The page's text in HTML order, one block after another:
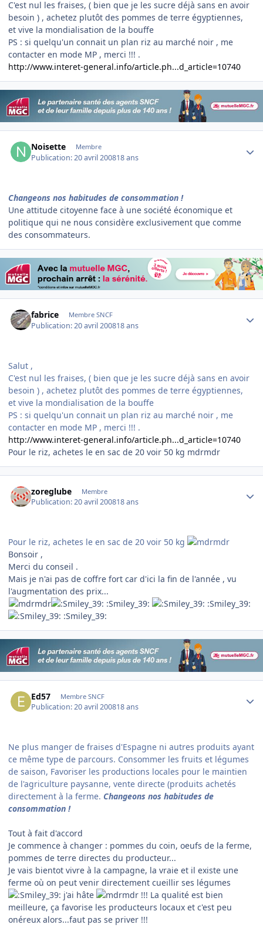
C'est nul les fraises, ( bien que je les sucre déjà sans en avoir
besoin ) , achetez plutôt des pommes de terre égyptiennes,
et vive la mondialisation de la bouffe
PS : si quelqu'un connait un plan riz au marché noir , me
contacter en mode MP , merci !!! .
http://www.interet-general.info/article.ph...d_article=10740
Noisette Membre
Publication:20 avril 200818 ans
Changeons nos habitudes de consommation !
Une attitude citoyenne face à une société économique et
politique qui ne nous considère exclusivement que comme
des consommateurs.
fabrice Membre SNCF
Publication:20 avril 200818 ans
Salut ,
C'est nul les fraises, ( bien que je les sucre déjà sans en avoir
besoin ) , achetez plutôt des pommes de terre égyptiennes,
et vive la mondialisation de la bouffe
PS : si quelqu'un connait un plan riz au marché noir , me
contacter en mode MP , merci !!! .
http://www.interet-general.info/article.ph...d_article=10740
Pour le riz, achetes le en sac de 20 voir 50 kg mdrmdr
zoreglube Membre
Publication:20 avril 200818 ans
Pour le riz, achetes le en sac de 20 voir 50 kg
Bonsoir ,
Merci du conseil .
Mais je n'ai pas de coffre fort car d'ici la fin de l'année , vu
l'augmentation des prix...
:Smiley_39:
:Smiley_39:
:Smiley_39:
Ed57 Membre SNCF
Publication:20 avril 200818 ans
Ne plus manger de fraises d'Espagne ni autres produits ayant
ce même type de parcours. Consommer les fruits et légumes
de saison, Favoriser les productions locales pour le maintien
de l'agriculture paysanne, vente directe (produits achetés
directement à la ferme. Changeons nos habitudes de
consommation !
Tout à fait d'accord
Je commence à changer : pommes du coin, oeufs de la ferme,
pommes de terre directes du producteur...
Je vais bientot vivre à la campagne, la vraie et il existe une
ferme où on peut venir directement cueillir ses légumes
j'ai hâte
!!! La qualité est bien
meilleure, ça favorise les producteurs locaux et c'est peu
onéreux alors...faut pas se priver !!!